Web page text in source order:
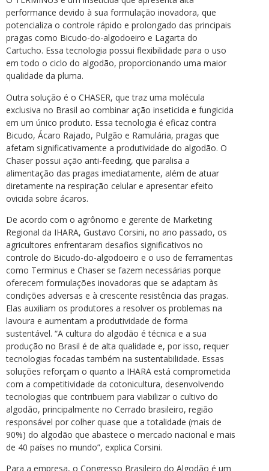
performance devido à sua formulação inovadora, que
potencializa o controle rápido e prolongado das principais
pragas como Bicudo-do-algodoeiro e Lagarta do
Cartucho. Essa tecnologia possui flexibilidade para o uso
em todo o ciclo do algodão, proporcionando uma maior
qualidade da pluma.
Outra solução é o CHASER, que traz uma molécula
exclusiva no Brasil ao combinar ação inseticida e fungicida
em um único produto. Essa tecnologia é eficaz contra
Bicudo, Ácaro Rajado, Pulgão e Ramulária, pragas que
afetam significativamente a produtividade do algodão. O
Chaser possui ação anti-feeding, que paralisa a
alimentação das pragas imediatamente, além de atuar
diretamente na respiração celular e apresentar efeito
ovicida sobre ácaros.
De acordo com o agrônomo e gerente de Marketing
Regional da IHARA, Gustavo Corsini, no ano passado, os
agricultores enfrentaram desafios significativos no
controle do Bicudo-do-algodoeiro e o uso de ferramentas
como Terminus e Chaser se fazem necessárias porque
oferecem formulações inovadoras que se adaptam às
condições adversas e à crescente resistência das pragas.
Elas auxiliam os produtores a resolver os problemas na
lavoura e aumentam a produtividade de forma
sustentável. “A cultura do algodão é técnica e a sua
produção no Brasil é de alta qualidade e, por isso, requer
tecnologias focadas também na sustentabilidade. Essas
soluções reforçam o quanto a IHARA está comprometida
com a competitividade da cotonicultura, desenvolvendo
tecnologias que contribuem para viabilizar o cultivo do
algodão, principalmente no Cerrado brasileiro, região
responsável por colher quase que a totalidade (mais de
90%) do algodão que abastece o mercado nacional e mais
de 40 países no mundo”, explica Corsini.
Para a empresa, o Congresso Brasileiro do Algodão é um